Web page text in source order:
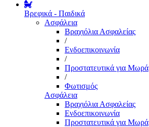
Βρεφικά - Παιδικά
Ασφάλεια
Βραχιόλια Ασφαλείας
/
Ενδοεπικοινωνία
/
Προστατευτικά για Μωρά
/
Φωτισμός
Ασφάλεια
Βραχιόλια Ασφαλείας
Ενδοεπικοινωνία
Προστατευτικά για Μωρά